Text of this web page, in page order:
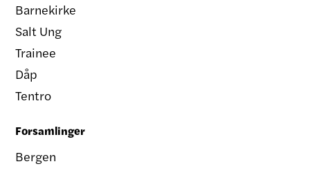
Barnekirke
Salt Ung
Trainee
Dåp
Tentro
Forsamlinger
Bergen